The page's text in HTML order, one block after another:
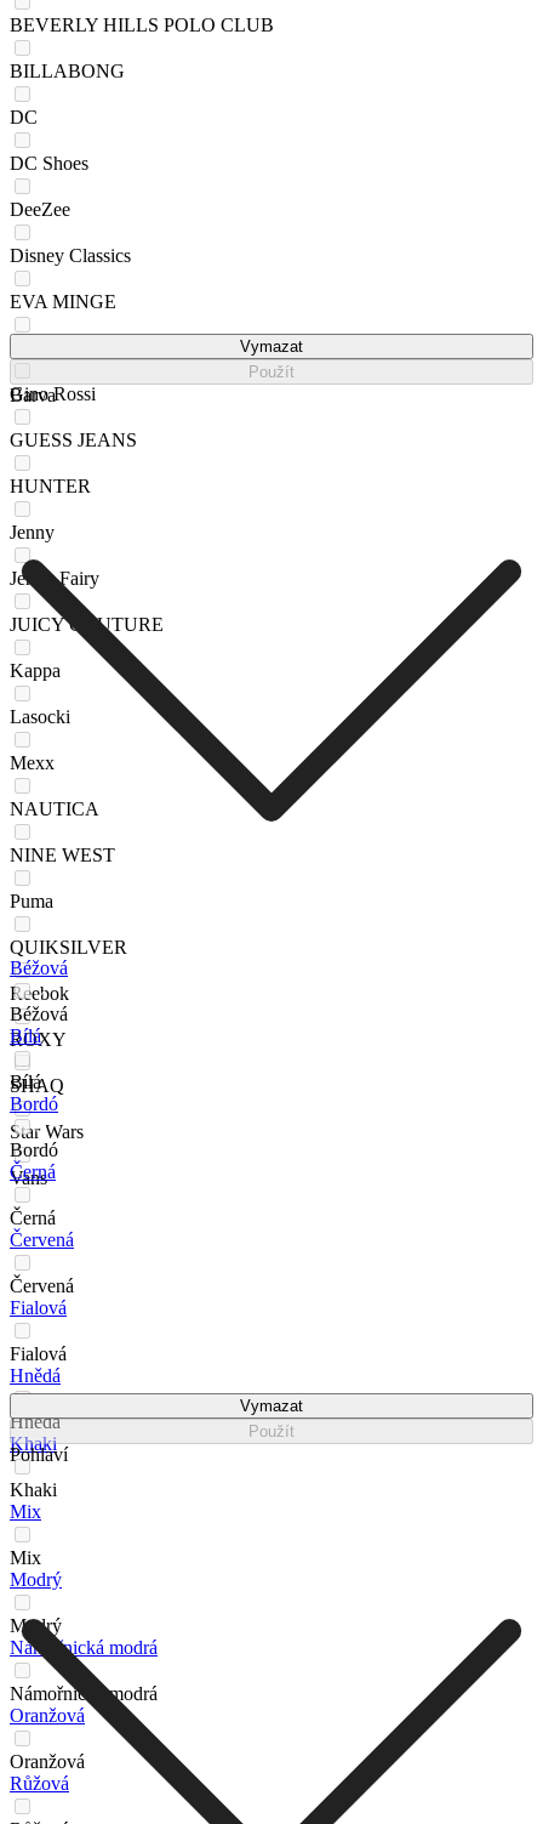
BEVERLY HILLS POLO CLUB
BILLABONG
DC
DC Shoes
DeeZee
Disney Classics
EVA MINGE
Gino Rossi
GUESS JEANS
HUNTER
Jenny
Jenny Fairy
JUICY COUTURE
Kappa
Lasocki
Mexx
NAUTICA
NINE WEST
Puma
QUIKSILVER
Reebok
ROXY
SHAQ
Star Wars
Vans
Vymazat
Použít
Barva
Béžová
Béžová
Bílá
Bílá
Bordó
Bordó
Černá
Černá
Červená
Červená
Fialová
Fialová
Hnědá
Hnědá
Khaki
Khaki
Mix
Mix
Modrý
Modrý
Námořnická modrá
Námořnická modrá
Oranžová
Oranžová
Růžová
Vymazat
Použít
Pohlaví